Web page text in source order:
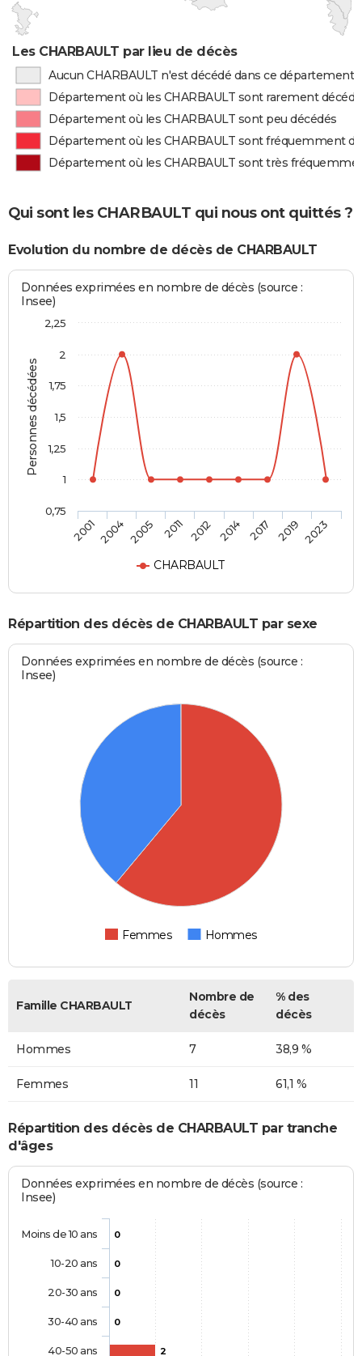
Les CHARBAULT par lieu de décès
Aucun CHARBAULT n'est décédé dans ce département
Département où les CHARBAULT sont rarement
Département où les CHARBAULT sont peu décédés
Département où les CHARBAULT sont fréquemment
Département où les CHARBAULT sont très
Qui sont les CHARBAULT qui nous ont quittés ?
Evolution du nombre de décès de CHARBAULT
Personnes décédées
Données exprimées en nombre de décès (source :
Insee)
CHARBAULT
20012004 2005 2011 2012 2014 2017 2019 2023
0,75
1
1,25
1,5
1,75
2
2,25
Répartition des décès de CHARBAULT par sexe
Données exprimées en nombre de décès (source :
Insee)
Femmes Hommes
Famille CHARBAULT
Nombre de
décès
% des
décès
Hommes 7 38,9 %
Femmes 11 61,1 %
Répartition des décès de CHARBAULT par tranche
d'âges
Données exprimées en nombre de décès (source :
Insee)
0
0
0
0
2
Moins de 10 ans
10-20 ans
20-30 ans
30-40 ans
40-50 ans